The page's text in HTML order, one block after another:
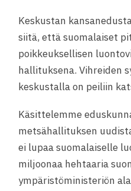
Keskustan
siitä, että suomalaiset
poikkeuksellisen
hallituksena. Vihreiden
keskustalla on peiliin
Käsittelemme
metsähallituksen
ei lupaa suomalaiselle
miljoonaa hehtaaria
ympäristöministeriön